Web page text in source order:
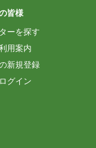
皆様
ーを探す
用案内
新規登録
グイン